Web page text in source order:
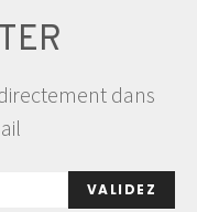
dans
VALIDEZ